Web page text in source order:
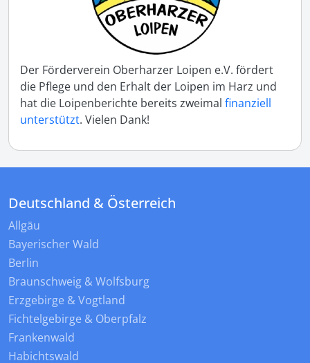
Der Förderverein Oberharzer Loipen e.V. fördert
die Pflege und den Erhalt der Loipen im Harz und
hat die Loipenberichte bereits zweimal finanziell
unterstützt. Vielen Dank!
Deutschland & Österreich
Allgäu
Bayerischer Wald
Berlin
Braunschweig & Wolfsburg
Erzgebirge & Vogtland
Fichtelgebirge & Oberpfalz
Frankenwald
Habichtswald